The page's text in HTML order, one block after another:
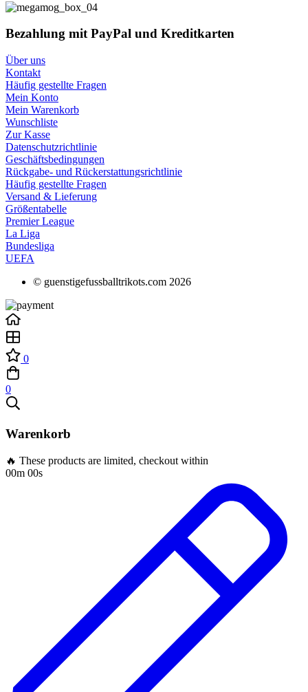
Bezahlung mit PayPal und Kreditkarten
Über uns
Kontakt
Häufig gestellte Fragen
Mein Konto
Mein Warenkorb
Wunschliste
Zur Kasse
Datenschutzrichtlinie
Geschäftsbedingungen
Rückgabe- und Rückerstattungsrichtlinie
Häufig gestellte Fragen
Versand & Lieferung
Größentabelle
Premier League
La Liga
Bundesliga
UEFA
© guenstigefussballtrikots.com 2026
0
0
Warenkorb
🔥 These products are limited, checkout within
00m 00s